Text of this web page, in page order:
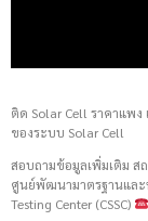
ติด Solar Cell ราคาแพง
ของระบบ Solar Cell
สอบถามข้อมูลเพิ่มเติม
ศูนย์พัฒนามาตรฐานและ
Testing Center (CSSC)